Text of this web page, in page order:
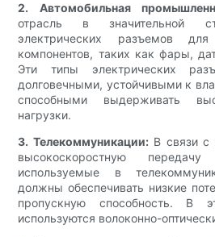
2. Автомобильная
отрасль в значительной
электрических разъемов
компонентов, таких как фары,
Эти типы электрических
долговечными, устойчивыми к
способными выдерживать
нагрузки.
3. Телекоммуникации:В связи с
высокоскоростную
используемые в
должны обеспечивать низкие
пропускную способность. В
используются волоконно-